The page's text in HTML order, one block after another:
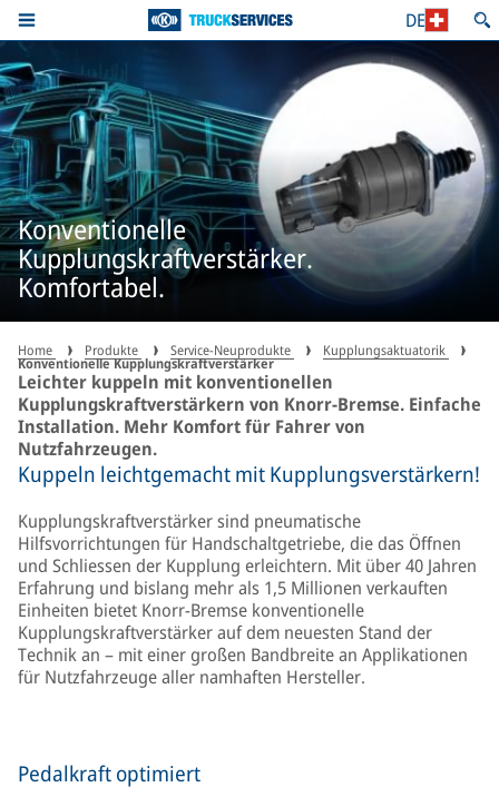
DE
Konventionelle
Kupplungskraftverstärker.
Komfortabel.
Home Produkte Service-Neuprodukte Kupplungsaktuatorik
Konventionelle Kupplungskraftverstärker
Leichter kuppeln mit konventionellen
Kupplungskraftverstärkern von Knorr-Bremse. Einfache
Installation. Mehr Komfort für Fahrer von
Nutzfahrzeugen.
Kuppeln leichtgemacht mit Kupplungsverstärkern!
Kupplungskraftverstärker sind pneumatische
Hilfsvorrichtungen für Handschaltgetriebe, die das Öffnen
und Schliessen der Kupplung erleichtern. Mit über 40 Jahren
Erfahrung und bislang mehr als 1,5 Millionen verkauften
Einheiten bietet Knorr-Bremse konventionelle
Kupplungskraftverstärker auf dem neuesten Stand der
Technik an – mit einer großen Bandbreite an Applikationen
für Nutzfahrzeuge aller namhaften Hersteller.
Pedalkraft optimiert